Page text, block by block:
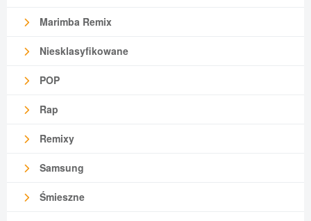
Marimba Remix
Niesklasyfikowane
POP
Rap
Remixy
Samsung
Śmieszne